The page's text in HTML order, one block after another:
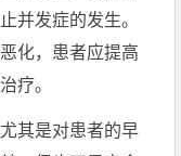
并发症的发生。
化，患者应提高
疗。
其是对患者的早